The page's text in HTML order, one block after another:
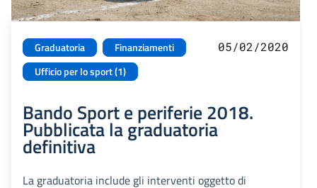
Graduatoria
Finanziamenti
Ufficio per lo sport (1)
05/02/2020
Bando Sport e periferie 2018.
Pubblicata la graduatoria
definitiva
La graduatoria include gli interventi oggetto di